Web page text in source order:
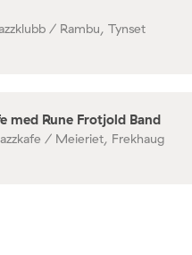
/ Rambu, Tynset
med Rune Frotjold Band
/ Meieriet, Frekhaug